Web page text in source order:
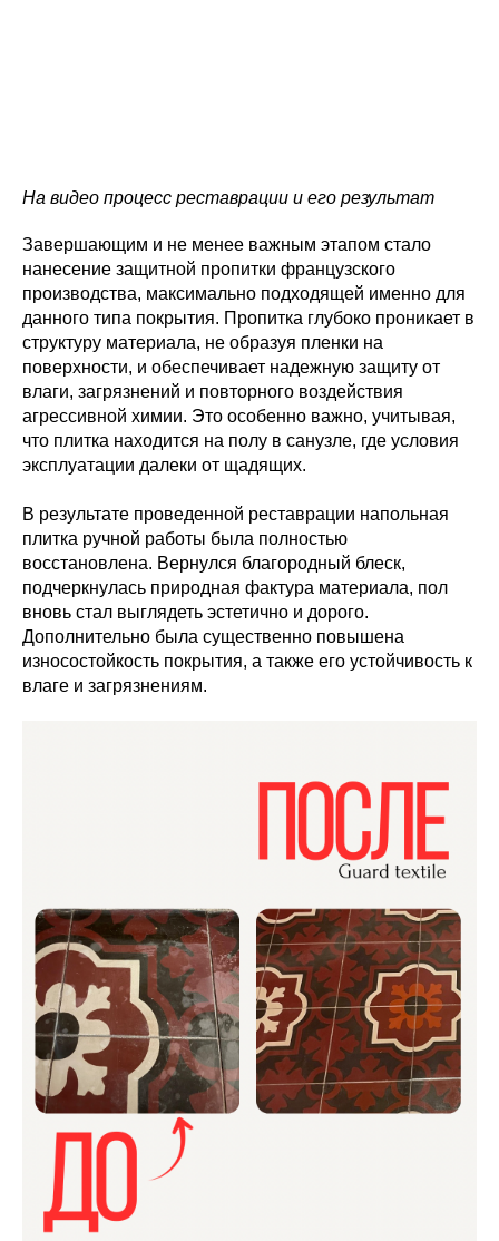
На видео процесс реставрации и его результат
Завершающим и не менее важным этапом стало
нанесение защитной пропитки французского
производства, максимально подходящей именно для
данного типа покрытия. Пропитка глубоко проникает в
структуру материала, не образуя пленки на
поверхности, и обеспечивает надежную защиту от
влаги, загрязнений и повторного воздействия
агрессивной химии. Это особенно важно, учитывая,
что плитка находится на полу в санузле, где условия
эксплуатации далеки от щадящих.
В результате проведенной реставрации напольная
плитка ручной работы была полностью
восстановлена. Вернулся благородный блеск,
подчеркнулась природная фактура материала, пол
вновь стал выглядеть эстетично и дорого.
Дополнительно была существенно повышена
износостойкость покрытия, а также его устойчивость к
влаге и загрязнениям.